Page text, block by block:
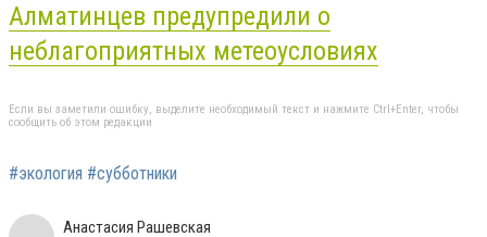
Алматинцев предупредили о
неблагоприятных метеоусловиях
Если вы заметили ошибку, выделите необходимый текст и нажмите Ctrl+Enter, чтобы
сообщить об этом редакции
#экология #субботники
Анастасия Рашевская